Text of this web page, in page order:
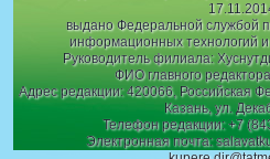
выдано Федеральной службой
информационных технологий
Руководитель филиала:
ФИО главного
Адрес редакции: 420066, Российская
Казань, ул.
Телефон редакции: +7
Электронная почта: